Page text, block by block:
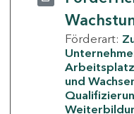
Förderart:
und